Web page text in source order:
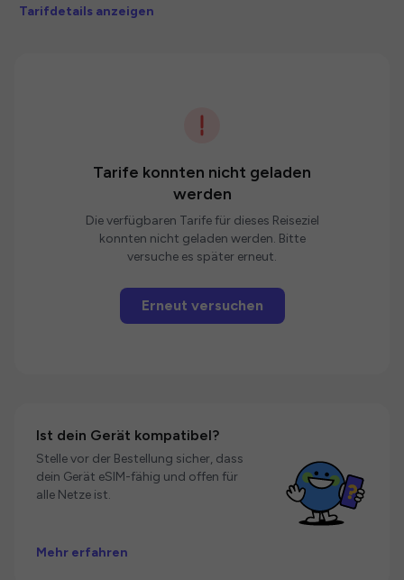
Tarifdetails anzeigen
Tarife konnten nicht geladen
werden
Die verfügbaren Tarife für dieses Reiseziel
konnten nicht geladen werden. Bitte
versuche es später erneut.
Erneut versuchen
Ist dein Gerät kompatibel?
Stelle vor der Bestellung sicher, dass
dein Gerät eSIM-fähig und offen für
alle Netze ist.
Mehr erfahren